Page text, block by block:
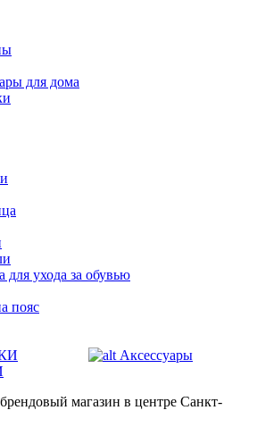
для дома
для ухода за обувью
пояс
Аксессуары
магазин в центре Санкт-